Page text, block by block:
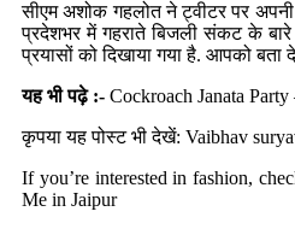
सीएम अशोक गहलोत ने ट्वीटर पर
प्रदेशभर में गहराते बिजली संकट के बारे
प्रयासों को दिखाया गया है. आपको
यह भी पढ़े :- Cockroach Janata Party
कृपया यह पोस्ट भी देखें: Vaibhav
If you’re interested in fashion,
Me in Jaipur